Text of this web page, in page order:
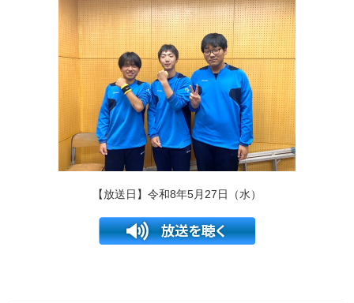
【放送日】令和8年5月27日（水）